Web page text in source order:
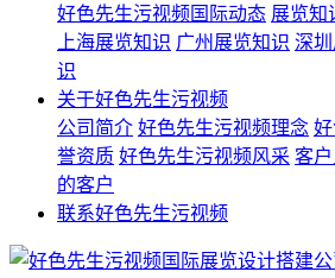
好色先生污视频国际动态 展览知
上海展览知识 广州展览知识 深
识
关于好色先生污视频
公司简介 好色先生污视频理念
誉资质 好色先生污视频风采 客
的客户
联系好色先生污视频